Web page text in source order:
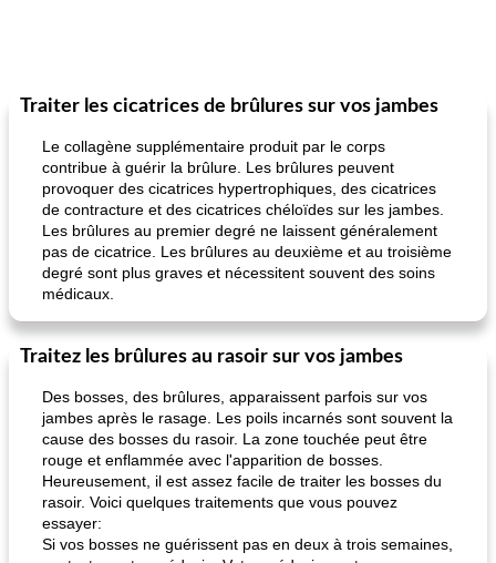
Traiter les cicatrices de brûlures sur vos jambes
Le collagène supplémentaire produit par le corps
contribue à guérir la brûlure. Les brûlures peuvent
provoquer des cicatrices hypertrophiques, des cicatrices
de contracture et des cicatrices chéloïdes sur les jambes.
Les brûlures au premier degré ne laissent généralement
pas de cicatrice. Les brûlures au deuxième et au troisième
degré sont plus graves et nécessitent souvent des soins
médicaux.
Traitez les brûlures au rasoir sur vos jambes
Des bosses, des brûlures, apparaissent parfois sur vos
jambes après le rasage. Les poils incarnés sont souvent la
cause des bosses du rasoir. La zone touchée peut être
rouge et enflammée avec l'apparition de bosses.
Heureusement, il est assez facile de traiter les bosses du
rasoir. Voici quelques traitements que vous pouvez
essayer:
Si vos bosses ne guérissent pas en deux à trois semaines,